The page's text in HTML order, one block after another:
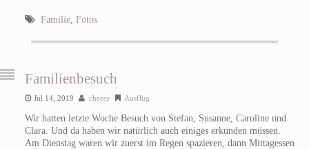
Familie, Fotos
Familienbesuch
Jul 14, 2019 cheesy Ausflug
Wir hatten letzte Woche Besuch von Stefan, Susanne, Caroline und
Clara. Und da haben wir natürlich auch einiges erkunden müssen.
Am Dienstag waren wir zuerst im Regen spazieren, dann Mittagessen